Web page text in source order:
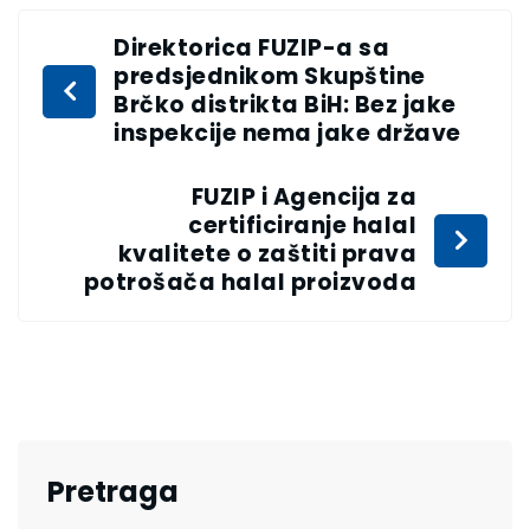
Direktorica FUZIP-a sa
predsjednikom Skupštine
Brčko distrikta BiH: Bez jake
inspekcije nema jake države
FUZIP i Agencija za
certificiranje halal
kvalitete o zaštiti prava
potrošača halal proizvoda
Pretraga